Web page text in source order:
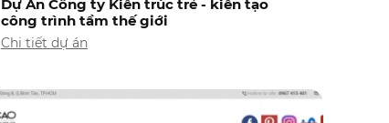
Dự Án Công ty Kiến trúc trẻ - kiến tạo
công trình tầm thế giới
Chi tiết dự án